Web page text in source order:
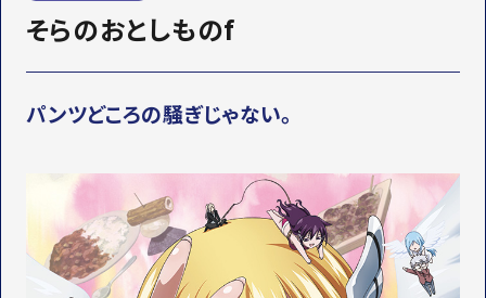
MOVIE
動画
T
T
Y
T
I
K
T
O
イントロダクション
ONDEMAND
MOVIE
映像
STAFF&CAST
LINEUP
関連作品
そらのおとしものf
パンツどころの騒ぎじゃない。